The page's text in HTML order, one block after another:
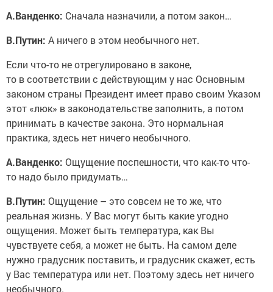
А.Ванденко: Сначала назначили, а потом закон…
В.Путин: А ничего в этом необычного нет.
Если что-то не отрегулировано в законе,
то в соответствии с действующим у нас Основным
законом страны Президент имеет право своим Указом
этот «люк» в законодательстве заполнить, а потом
принимать в качестве закона. Это нормальная
практика, здесь нет ничего необычного.
А.Ванденко: Ощущение поспешности, что как-то что-
то надо было придумать…
В.Путин: Ощущение – это совсем не то же, что
реальная жизнь. У Вас могут быть какие угодно
ощущения. Может быть температура, как Вы
чувствуете себя, а может не быть. На самом деле
нужно градусник поставить, и градусник скажет, есть
у Вас температура или нет. Поэтому здесь нет ничего
необычного.